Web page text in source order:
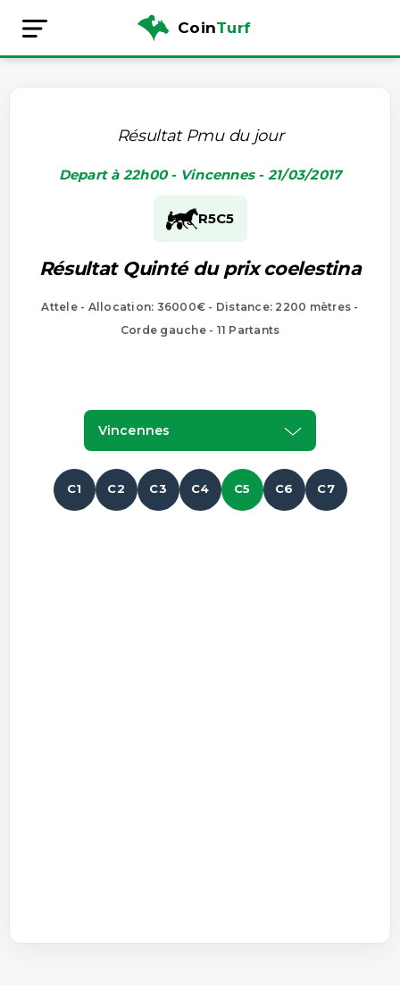
CoinTurf
Résultat Pmu du jour
Depart à 22h00 - Vincennes - 21/03/2017
R5C5
Résultat Quinté du prix coelestina
Attele - Allocation: 36000€ - Distance: 2200 mètres -
Corde gauche - 11 Partants
Vincennes
C1 C2 C3 C4 C5 C6 C7